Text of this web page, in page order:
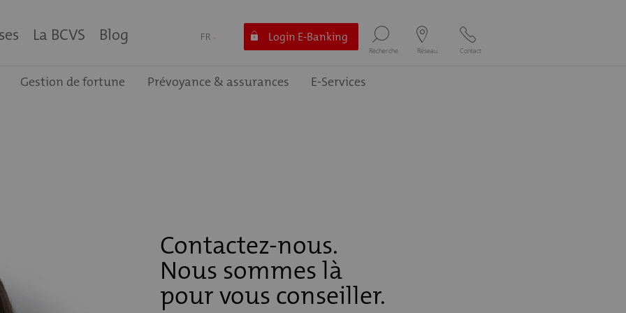
Gestion de fortune Prévoyance & assurances E-Services
La BCVS Blog FR Login E-Banking
Recherche Réseau Contact
Contactez-nous.
Nous sommes là
pour vous conseiller.